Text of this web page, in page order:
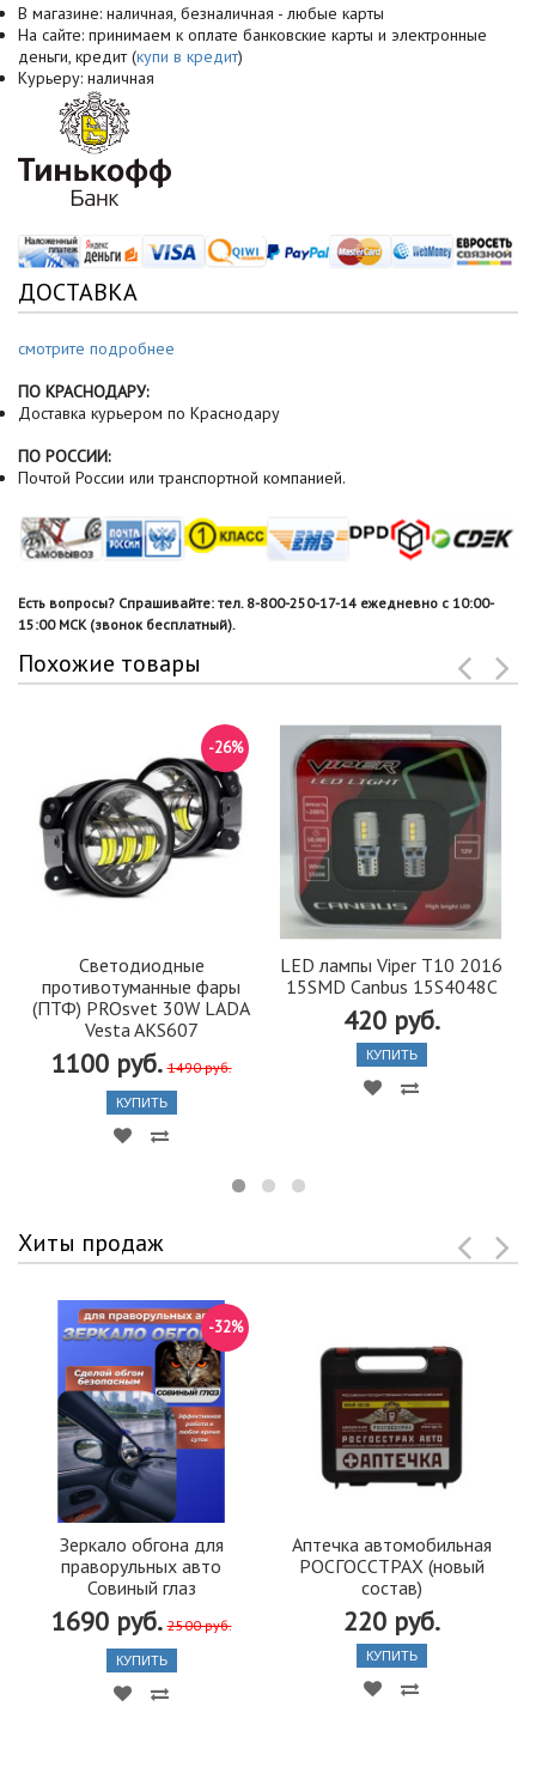
В магазине: наличная, безналичная - любые карты
На сайте: принимаем к оплате банковские карты и электронные
деньги, кредит (купи в кредит)
Курьеру: наличная
ДОСТАВКА
смотрите подробнее
ПО КРАСНОДАРУ:
Доставка курьером по Краснодару
ПО РОССИИ:
Почтой России или транспортной компанией.
Есть вопросы? Спрашивайте: тел. 8-800-250-17-14 ежедневно с 10:00-
15:00 МСК (звонок бесплатный).
Похожие товары
Светодиодные
противотуманные фары
(ПТФ) PROsvet 30W LADA
Vesta AKS607
1100 руб. 1490 руб.
-26%
КУПИТЬ
LED лампы Viper Т10 2016
15SMD Canbus 15S4048C
420 руб.
КУПИТЬ
Хиты продаж
Зеркало обгона для
праворульных авто
Совиный глаз
1690 руб. 2500 руб.
-32%
КУПИТЬ
Аптечка автомобильная
РОСГОССТРАХ (новый
состав)
220 руб.
КУПИТЬ